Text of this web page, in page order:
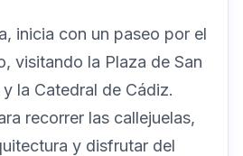
inicia con un paseo por el
visitando la Plaza de San
la Catedral de Cádiz.
recorrer las callejuelas,
y disfrutar del